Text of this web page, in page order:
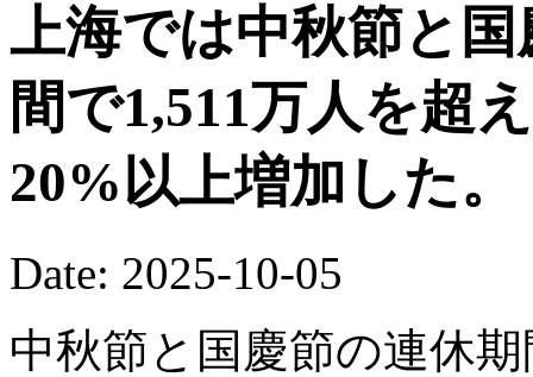
上海では中秋節と
間で1,511万人を超
20%以上増加した。
Date: 2025-10-05
中秋節と国慶節の連休